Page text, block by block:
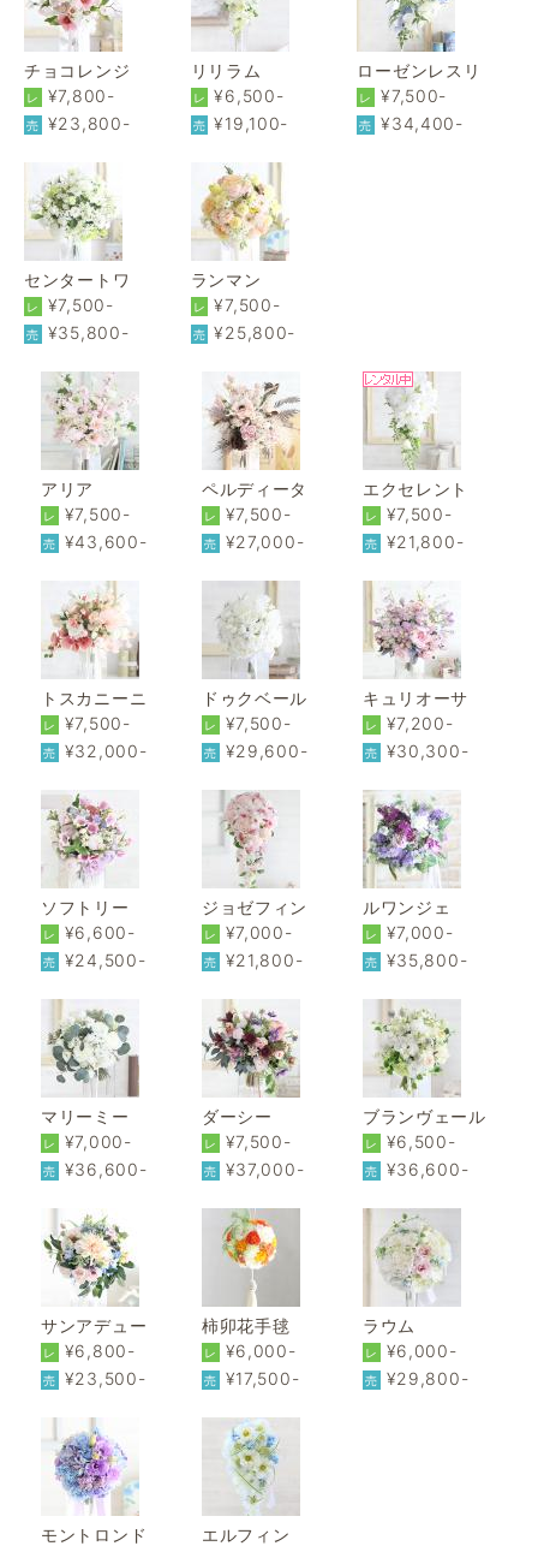
チョコレンジ
レ ¥7,800-
売 ¥23,800-
リリラム
レ ¥6,500-
売 ¥19,100-
ローゼンレスリ
レ ¥7,500-
売 ¥34,400-
センタートワ
レ ¥7,500-
売 ¥35,800-
ランマン
レ ¥7,500-
売 ¥25,800-
アリア
レ ¥7,500-
売 ¥43,600-
ペルディータ
レ ¥7,500-
売 ¥27,000-
エクセレント
レ ¥7,500-
売 ¥21,800-
トスカニーニ
レ ¥7,500-
売 ¥32,000-
ドゥクベール
レ ¥7,500-
売 ¥29,600-
キュリオーサ
レ ¥7,200-
売 ¥30,300-
ソフトリー
レ ¥6,600-
売 ¥24,500-
ジョゼフィン
レ ¥7,000-
売 ¥21,800-
ルワンジェ
レ ¥7,000-
売 ¥35,800-
マリーミー
レ ¥7,000-
売 ¥36,600-
ダーシー
レ ¥7,500-
売 ¥37,000-
ブランヴェール
レ ¥6,500-
売 ¥36,600-
サンアデュー
レ ¥6,800-
売 ¥23,500-
柿卯花手毬
レ ¥6,000-
売 ¥17,500-
ラウム
レ ¥6,000-
売 ¥29,800-
モントロンド エルフィン